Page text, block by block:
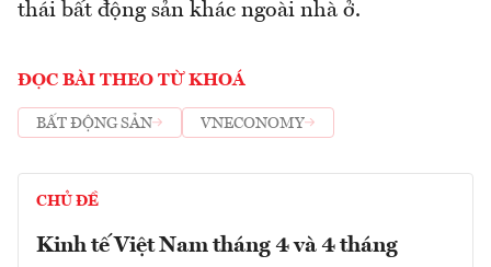
thái bất động sản khác ngoài nhà ở.
ĐỌC BÀI THEO TỪ KHOÁ
BẤT ĐỘNG SẢN VNECONOMY
CHỦ ĐỀ
Kinh tế Việt Nam tháng 4 và 4 tháng